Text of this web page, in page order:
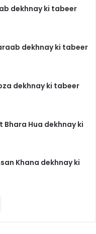
dekhnay ki tabeer
dekhnay ki tabeer
dekhnay ki tabeer
Bhara Hua dekhnay ki
Khana dekhnay ki